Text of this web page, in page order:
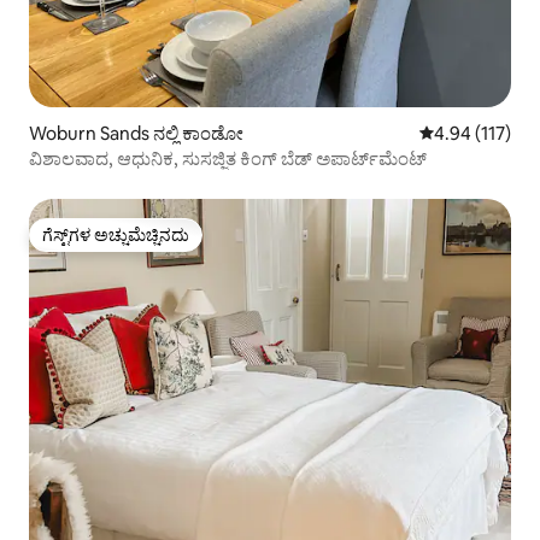
Woburn Sands ನಲ್ಲಿ ಕಾಂಡೋ 5 ರಲ್ಲಿ 4.94
4.94 (117)
ವಿಶಾಲವಾದ, ಆಧುನಿಕ, ಸುಸಜ್ಜಿತ ಕಿಂಗ್ ಬೆಡ್ ಅಪಾರ್ಟ್‌ಮೆಂಟ್
ಗೆಸ್ಟ್‌ಗಳ ಅಚ್ಚುಮೆಚ್ಚಿನದು
ಗೆಸ್ಟ್‌ಗಳ ಅಚ್ಚುಮೆಚ್ಚಿನದು